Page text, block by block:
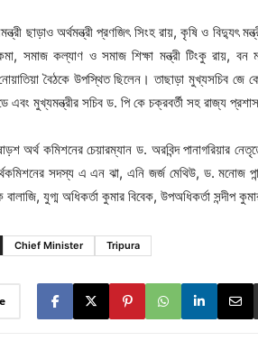
ছাড়াও অর্থমন্ত্রী প্রণজিৎ সিংহ রায়, কৃষি ও বিদ্যুৎ
সমাজ কল্যাণ ও সমাজ শিক্ষা মন্ত্রী টিংকু রায়, বন
বৈঠকে উপস্থিত ছিলেন। তাছাড়া মুখ্যসচিব জে
এবং মুখ্যমন্ত্রীর সচিব ড. পি কে চক্রবর্তী সহ রাজ্য
অর্থ কমিশনের চেয়ারম্যান ড. অরবিন্দ পানাগরিয়ার
সদস্য এ এন ঝা, এনি জর্জ মেথিউ, ড. মনোজ
বালাজি, যুগ্ম অধিকর্তা কুমার বিবেক, উপঅধিকর্তা সন্দীপ
Chief Minister Tripura